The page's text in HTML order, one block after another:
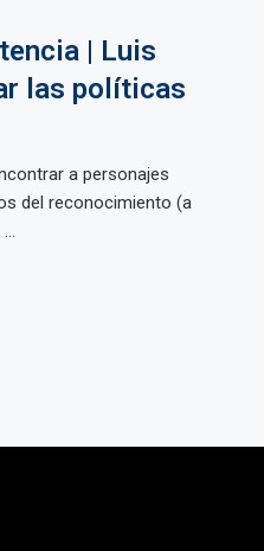
| Luis
las políticas
a personajes
del reconocimiento (a